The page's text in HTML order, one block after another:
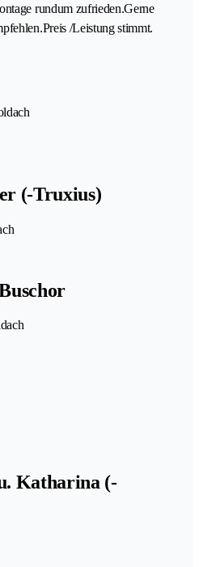
rundum zufrieden.Gerne
/Leistung stimmt.
(-Truxius)
Katharina (-